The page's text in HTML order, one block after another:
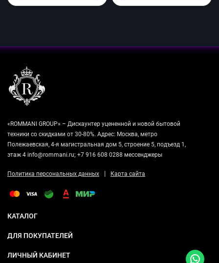
«ROMMANI GROUP» – Дискаунтер уцененной и новой бытовой
техники со скидками от 30-80%. Адрес: Москва, метро
Полежаевская, 4-я магистральная дом 5, строение 5, подъезд 1,
этаж 4 info@rommani.ru; +7 916 608 0288 мессенджеры
Политика персональных данных | Карта сайта
КАТАЛОГ
ДЛЯ ПОКУПАТЕЛЕЙ
ЛИЧНЫЙ КАБИНЕТ